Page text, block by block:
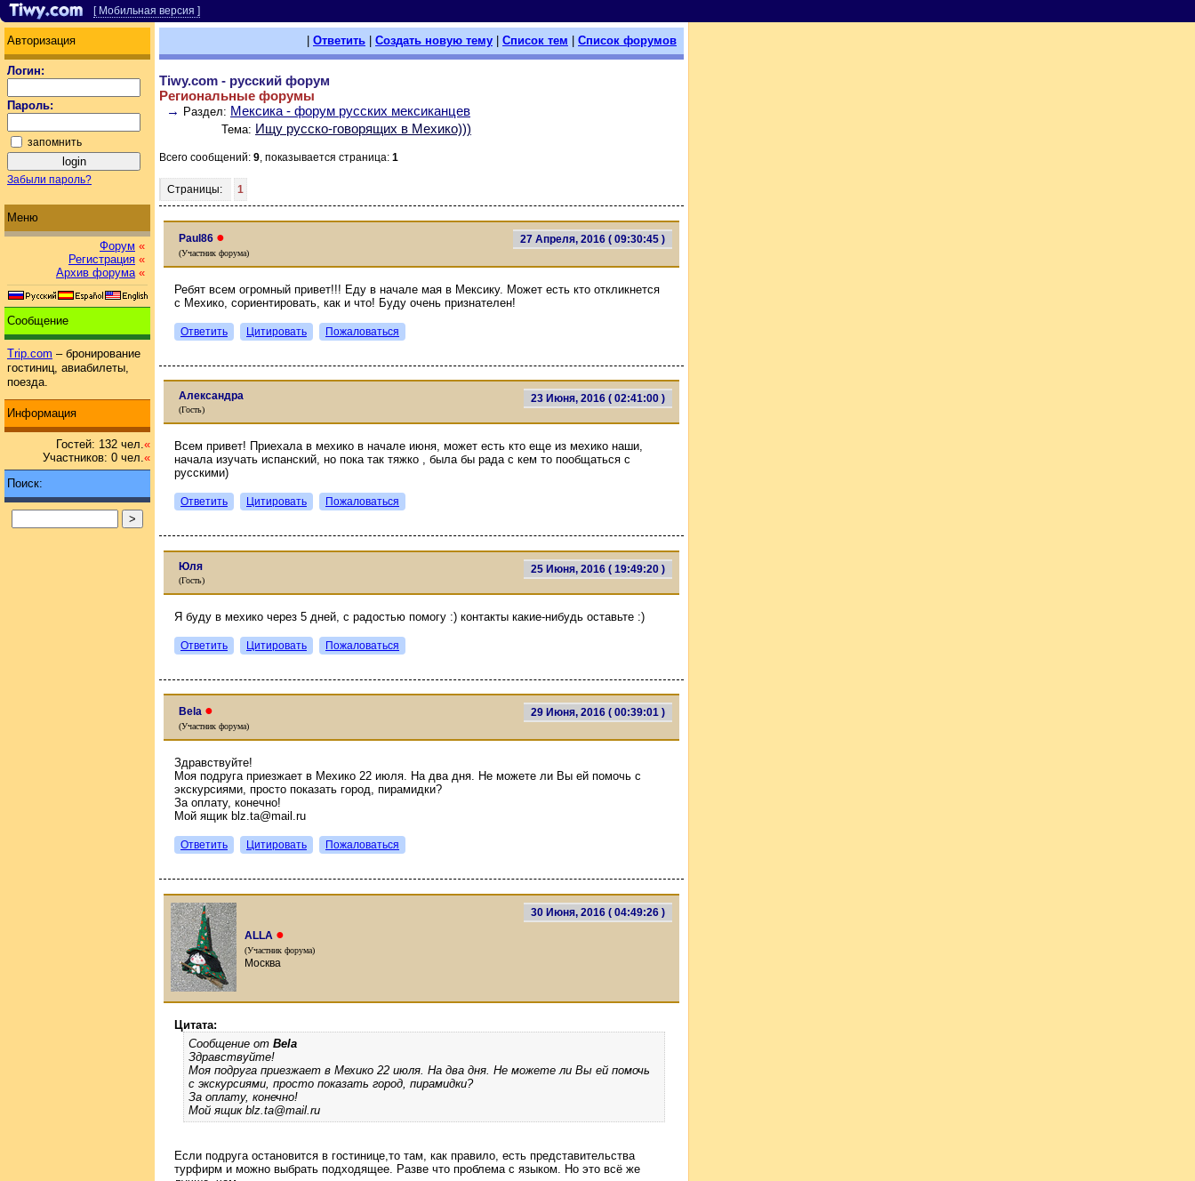
[ Мобильная версия ]
Авторизация
Логин:
Пароль:
запомнить
Забыли пароль?
Меню
Форум «
Регистрация «
Архив форума «
Сообщение
Trip.com – бронирование
гостиниц, авиабилеты,
поезда.
Информация
Гостей: 132 чел.«
Участников: 0 чел.«
Поиск:
Ответить Создать новую тему Список тем Список форумов
Tiwy.com - русский форум
Региональные форумы
→ Раздел: Мексика - форум русских мексиканцев
Тема: Ищу русско-говорящих в Мехико)))
Всего сообщений: 9, показывается страница: 1
Страницы: 1
27 Апреля, 2016 ( 09:30:45 )
Paul86 ●
(Участник форума)
Ребят всем огромный привет!!! Еду в начале мая в Мексику. Может есть кто откликнется
с Мехико, сориентировать, как и что! Буду очень признателен!
Ответить Цитировать Пожаловаться
23 Июня, 2016 ( 02:41:00 )
Александра
(Гость)
Всем привет! Приехала в мехико в начале июня, может есть кто еще из мехико наши,
начала изучать испанский, но пока так тяжко , была бы рада с кем то пообщаться с
русскими)
Ответить Цитировать Пожаловаться
25 Июня, 2016 ( 19:49:20 )
Юля
(Гость)
Я буду в мехико через 5 дней, с радостью помогу :) контакты какие-нибудь оставьте :)
Ответить Цитировать Пожаловаться
29 Июня, 2016 ( 00:39:01 )
Bela ●
(Участник форума)
Здравствуйте!
Моя подруга приезжает в Мехико 22 июля. На два дня. Не можете ли Вы ей помочь с
экскурсиями, просто показать город, пирамидки?
За оплату, конечно!
Мой ящик blz.ta@mail.ru
Ответить Цитировать Пожаловаться
30 Июня, 2016 ( 04:49:26 )
ALLA ●
(Участник форума)
Москва
Цитата:
Сообщение от Bela
Здравствуйте!
Моя подруга приезжает в Мехико 22 июля. На два дня. Не можете ли Вы ей помочь
с экскурсиями, просто показать город, пирамидки?
За оплату, конечно!
Мой ящик blz.ta@mail.ru
Если подруга остановится в гостинице,то там, как правило, есть представительства
турфирм и можно выбрать подходящее. Разве что проблема с языком. Но это всё же